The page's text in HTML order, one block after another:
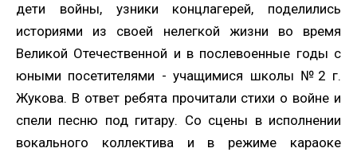
дети войны, узники концлагерей, поделились
историями из своей нелегкой жизни во время
Великой Отечественной и в послевоенные годы с
юными посетителями - учащимися школы №2 г.
Жукова. В ответ ребята прочитали стихи о войне и
спели песню под гитару. Со сцены в исполнении
вокального коллектива и в режиме караоке